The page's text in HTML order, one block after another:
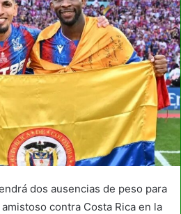
dos ausencias de peso para
contra Costa Rica en la